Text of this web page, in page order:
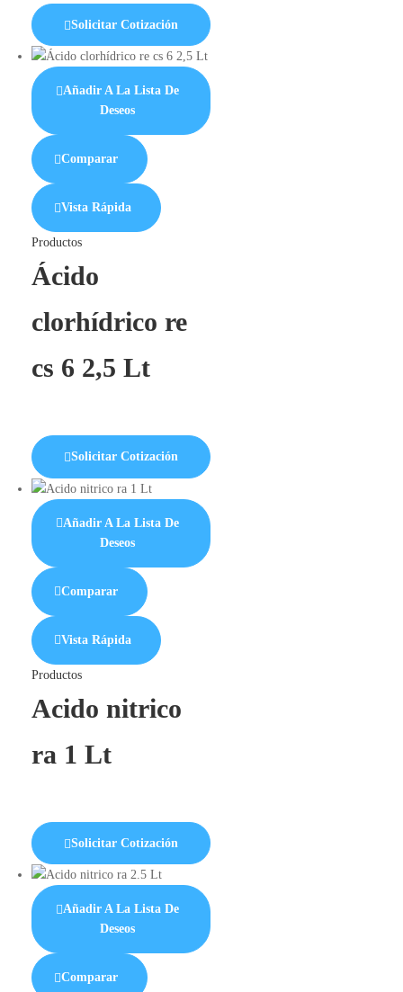
Solicitar Cotización
Añadir A La Lista De
Deseos
Comparar
Vista Rápida
Productos
Ácido
clorhídrico re
cs 6 2,5 Lt
Solicitar Cotización
Añadir A La Lista De
Deseos
Comparar
Vista Rápida
Productos
Acido nitrico
ra 1 Lt
Solicitar Cotización
Añadir A La Lista De
Deseos
Comparar